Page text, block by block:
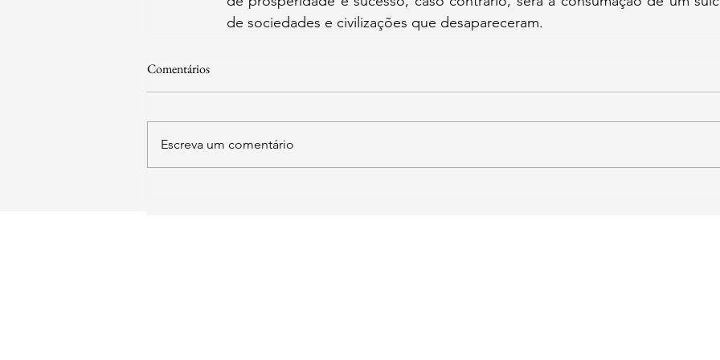
de sociedades e civilizações que desapareceram.
Comentários
Escreva um comentário